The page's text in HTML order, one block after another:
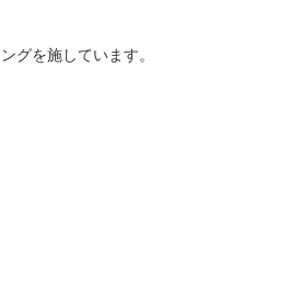
グを施しています。